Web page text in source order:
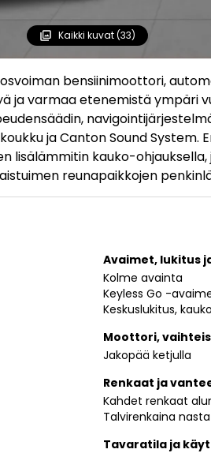
Kaikki kuvat (33)
bensiinimoottori,
ja varmaa etenemistä ympäri
ja Canton Sound System.
lisälämmitin kauko-
reunapaikkojen
Avaimet, lukitus
Kolme avainta
Keyless Go -
Keskuslukitus,
Moottori,
Jakopää ketjulla
Renkaat ja
Kahdet renkaat
Talvirenkaina
Tavaratila ja